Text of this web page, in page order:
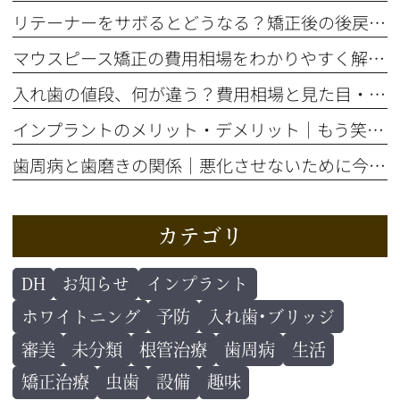
リテーナーをサボるとどうなる？矯正後の後戻りを防ぐ装着期間の話
マウスピース矯正の費用相場をわかりやすく解説！総額はいくら？
入れ歯の値段、何が違う？費用相場と見た目・噛み心地の比較ポイント
インプラントのメリット・デメリット｜もう笑顔をためらわない選択とは
歯周病と歯磨きの関係｜悪化させないために今すぐ自分でできること
カテゴリ
DH お知らせ
インプラント
ホワイトニング
予防
入れ歯･ブリッジ
審美
未分類 根管治療 歯周病
生活
矯正治療
虫歯 設備 趣味